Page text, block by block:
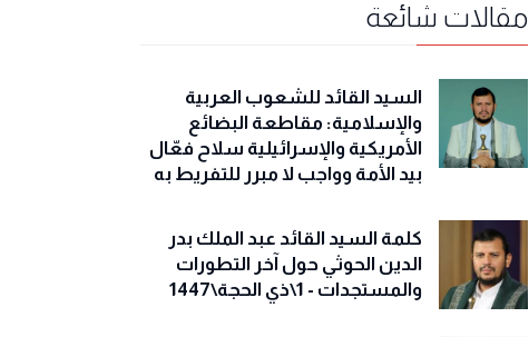
مقالات شائعة
السيد القائد للشعوب العربية
والإسلامية: مقاطعة البضائع
الأمريكية والإسرائيلية سلاح فعّال
بيد الأمة وواجب لا مبرر للتفريط به
كلمة السيد القائد عبد الملك بدر
الدين الحوثي حول آخر التطورات
والمستجدات - 1\ذي الحجة\1447